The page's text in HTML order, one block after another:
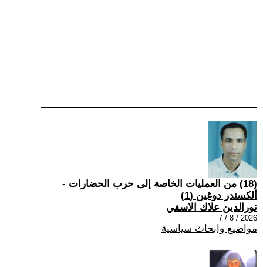
(18) من العمليات الخاصة إلى حرب الحضارات -
ألكسندر دوغين (1)
نورالدين علاك الاسفي
2026 / 8 / 7
مواضيع وابحاث سياسية